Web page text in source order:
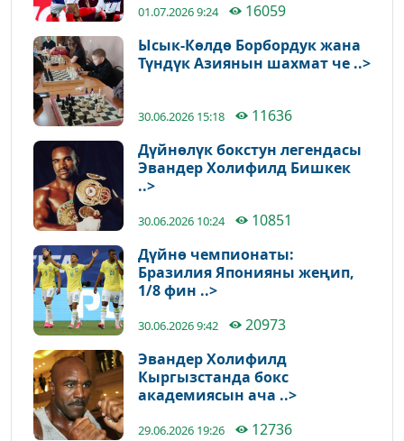
01.07.2026 9:24
16059
Ысык-Көлдө Борбордук жана
Түндүк Азиянын шахмат че ..>
30.06.2026 15:18
11636
Дүйнөлүк бокстун легендасы
Эвандер Холифилд Бишкек
..>
30.06.2026 10:24
10851
Дүйнө чемпионаты:
Бразилия Японияны жеңип,
1/8 фин ..>
30.06.2026 9:42
20973
Эвандер Холифилд
Кыргызстанда бокс
академиясын ача ..>
29.06.2026 19:26
12736